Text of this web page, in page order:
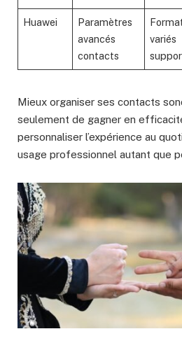
Huawei
Paramètres
avancés
contacts
variés
Mieux organiser ses contacts
seulement de gagner en
personnaliser l’expérience au
usage professionnel autant que